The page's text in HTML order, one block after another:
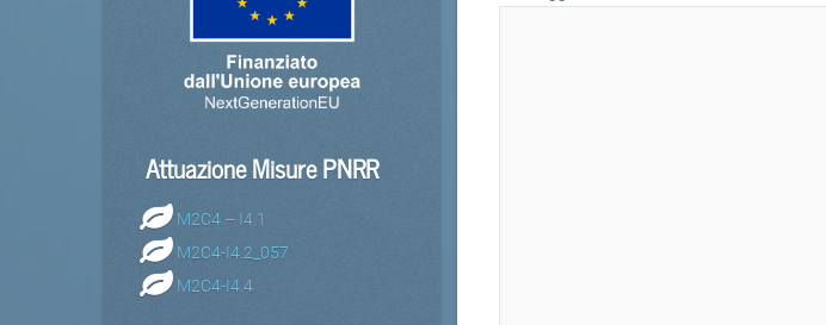
Attuazione Misure PNRR
M2C4 – I4.1
M2C4-I4.2_057
M2C4-I4.4